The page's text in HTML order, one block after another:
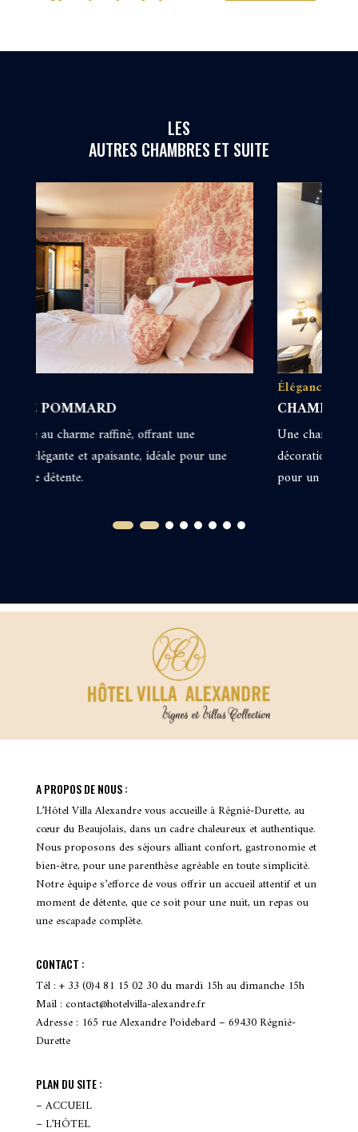
LES
AUTRES CHAMBRES ET SUITE
CHAMBRE MEURSAULT
Une chambre spacieuse et élégante, avec une
décoration soignée et une atmosphère apaisante, idéale
pour un séjour relaxant.
A PROPOS DE NOUS :
L’Hôtel Villa Alexandre vous accueille à Régnié-Durette, au
cœur du Beaujolais, dans un cadre chaleureux et authentique.
Nous proposons des séjours alliant confort, gastronomie et
bien-être, pour une parenthèse agréable en toute simplicité.
Notre équipe s’efforce de vous offrir un accueil attentif et un
moment de détente, que ce soit pour une nuit, un repas ou
une escapade complète.
CONTACT :
Tél : + 33 (0)4 81 15 02 30 du mardi 15h au dimanche 15h
Mail : contact@hotelvilla-alexandre.fr
Adresse : 165 rue Alexandre Poidebard – 69430 Régnié-
Durette
PLAN DU SITE :
– ACCUEIL
– L’HÔTEL